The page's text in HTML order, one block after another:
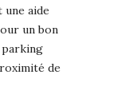
aide
un bon
parking
de